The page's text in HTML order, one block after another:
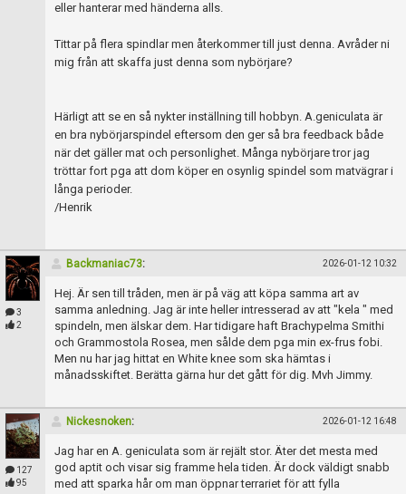
eller hanterar med händerna alls.
Tittar på flera spindlar men återkommer till just denna. Avråder ni
mig från att skaffa just denna som nybörjare?
Härligt att se en så nykter inställning till hobbyn. A.geniculata är
en bra nybörjarspindel eftersom den ger så bra feedback både
när det gäller mat och personlighet. Många nybörjare tror jag
tröttar fort pga att dom köper en osynlig spindel som matvägrar i
långa perioder.
/Henrik
3
2
Backmaniac73: 2026-01-12 10:32
Hej. Är sen till tråden, men är på väg att köpa samma art av
samma anledning. Jag är inte heller intresserad av att "kela " med
spindeln, men älskar dem. Har tidigare haft Brachypelma Smithi
och Grammostola Rosea, men sålde dem pga min ex-frus fobi.
Men nu har jag hittat en White knee som ska hämtas i
månadsskiftet. Berätta gärna hur det gått för dig. Mvh Jimmy.
127
95
Nickesnoken: 2026-01-12 16:48
Jag har en A. geniculata som är rejält stor. Äter det mesta med
god aptit och visar sig framme hela tiden. Är dock väldigt snabb
med att sparka hår om man öppnar terrariet för att fylla